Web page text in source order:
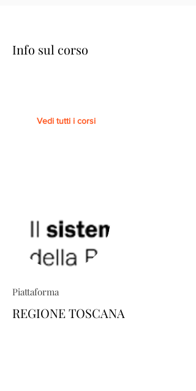
Info sul corso
Vedi tutti i corsi
Piattaforma
REGIONE TOSCANA